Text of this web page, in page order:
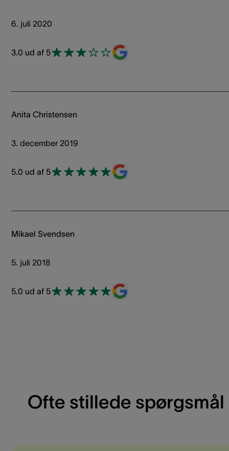
6. juli 2020
3.0 ud af 5
Anita Christensen
3. december 2019
5.0 ud af 5
Mikael Svendsen
5. juli 2018
5.0 ud af 5
Ofte stillede spørgsmål